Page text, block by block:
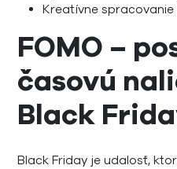
Kreatívne spracovanie
FOMO –
časovú
Black
Black Friday je udalosť,